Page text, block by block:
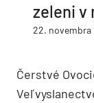
zeleni v
22. novembra
Čerstvé